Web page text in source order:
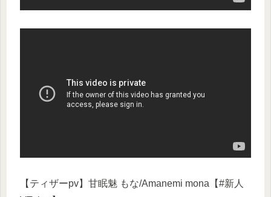
【ティザーpv】甘眠魅 もな/Amanemi mona【#新人